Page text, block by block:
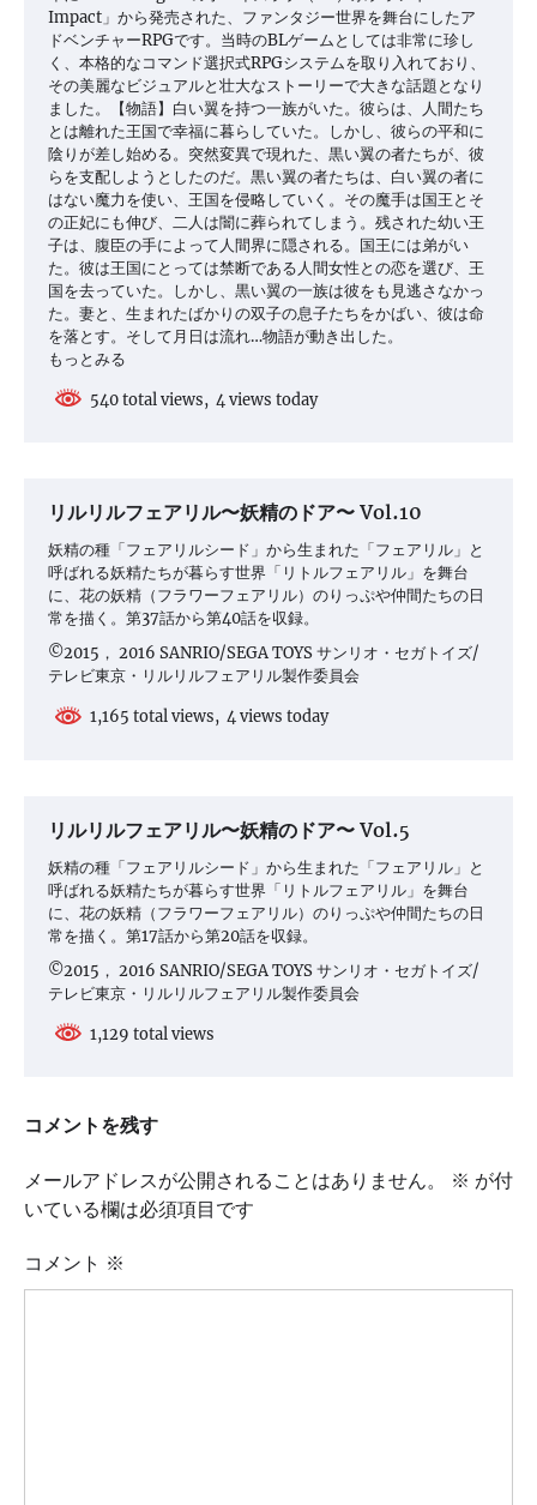
Impact」から発売された、ファンタジー世界を舞台にしたア
ドベンチャーRPGです。当時のBLゲームとしては非常に珍し
く、本格的なコマンド選択式RPGシステムを取り入れており、
その美麗なビジュアルと壮大なストーリーで大きな話題となり
ました。【物語】白い翼を持つ一族がいた。彼らは、人間たち
とは離れた王国で幸福に暮らしていた。しかし、彼らの平和に
陰りが差し始める。突然変異で現れた、黒い翼の者たちが、彼
らを支配しようとしたのだ。黒い翼の者たちは、白い翼の者に
はない魔力を使い、王国を侵略していく。その魔手は国王とそ
の正妃にも伸び、二人は闇に葬られてしまう。残された幼い王
子は、腹臣の手によって人間界に隠される。国王には弟がい
た。彼は王国にとっては禁断である人間女性との恋を選び、王
国を去っていた。しかし、黒い翼の一族は彼をも見逃さなかっ
た。妻と、生まれたばかりの双子の息子たちをかばい、彼は命
を落とす。そして月日は流れ…物語が動き出した。
もっとみる
540 total views, 4 views today
リルリルフェアリル〜妖精のドア〜 Vol.10
妖精の種「フェアリルシード」から生まれた「フェアリル」と
呼ばれる妖精たちが暮らす世界「リトルフェアリル」を舞台
に、花の妖精（フラワーフェアリル）のりっぷや仲間たちの日
常を描く。第37話から第40話を収録。
©2015， 2016 SANRIO/SEGA TOYS サンリオ・セガトイズ/
テレビ東京・リルリルフェアリル製作委員会
1,165 total views, 4 views today
リルリルフェアリル〜妖精のドア〜 Vol.5
妖精の種「フェアリルシード」から生まれた「フェアリル」と
呼ばれる妖精たちが暮らす世界「リトルフェアリル」を舞台
に、花の妖精（フラワーフェアリル）のりっぷや仲間たちの日
常を描く。第17話から第20話を収録。
©2015， 2016 SANRIO/SEGA TOYS サンリオ・セガトイズ/
テレビ東京・リルリルフェアリル製作委員会
1,129 total views
コメントを残す
メールアドレスが公開されることはありません。 ※ が付
いている欄は必須項目です
コメント ※